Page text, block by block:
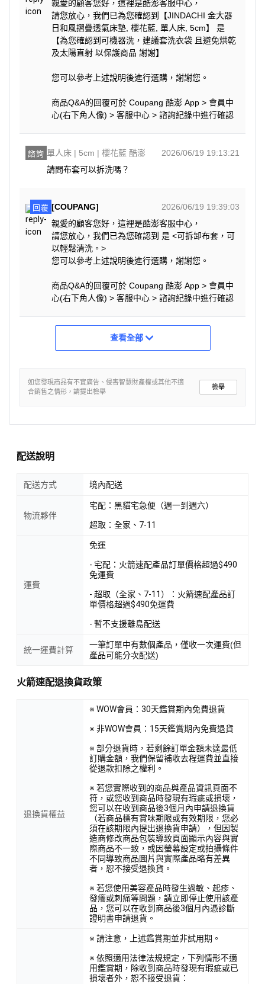
親愛的顧客您好，這裡是酷澎客服中心，
請您放心，我們已為您確認到【JINDACHI 金大器
日和風摺疊透氣床墊, 櫻花藍, 單人床, 5cm】 是
【為您確認到可機器洗，建議套洗衣袋 且避免烘乾
及太陽直射 以保護商品 謝謝】
您可以參考上述說明後進行選購，謝謝您。
商品Q&A的回覆可於 Coupang 酷澎 App > 會員中
心(右下角人像) > 客服中心 > 諮詢紀錄中進行確認
諮詢 單人床 | 5cm | 櫻花藍 酷澎
2026/06/19 19:13:21
請問布套可以拆洗嗎？
回覆 [COUPANG]
2026/06/19 19:39:03
親愛的顧客您好，這裡是酷澎客服中心，
請您放心，我們已為您確認到 是 <可拆卸布套，可
以輕鬆清洗。>
您可以參考上述說明後進行選購，謝謝您。
商品Q&A的回覆可於 Coupang 酷澎 App > 會員中
心(右下角人像) > 客服中心 > 諮詢紀錄中進行確認
查看全部
如您發現商品有不實廣告、侵害智慧財產權或其他不適
合銷售之情形，請提出檢舉
檢舉
配送說明
配送方式 境內配送
物流夥伴
宅配：黑貓宅急便（週一到週六）
超取：全家、7-11
運費
免運
- 宅配：火箭速配產品訂單價格超過$490
免運費
- 超取（全家、7-11）：火箭速配產品訂
單價格超過$490免運費
- 暫不支援離島配送
統一運費計算
一筆訂單中有數個產品，僅收一次運費(但
產品可能分次配送)
火箭速配退換貨政策
退換貨權益
※ WOW會員：30天鑑賞期內免費退貨
※ 非WOW會員：15天鑑賞期內免費退貨
※ 部分退貨時，若剩餘訂單金額未達最低
訂購金額，我們保留補收去程運費並直接
從退款扣除之權利。
※ 若您實際收到的商品與產品資訊頁面不
符，或您收到商品時發現有瑕疵或損壞，
您可以在收到商品後3個月內申請退換貨
（若商品標有賞味期限或有效期限，您必
須在該期限內提出退換貨申請），但因製
造商修改商品包裝導致頁面顯示內容與實
際商品不一致，或因螢幕設定或拍攝條件
不同導致商品圖片與實際產品略有差異
者，恕不接受退換貨。
※ 若您使用美容產品時發生過敏、起疹、
發癢或刺痛等問題，請立即停止使用該產
品，您可以在收到商品後3個月內憑診斷
證明書申請退貨。
※ 請注意，上述鑑賞期並非試用期。
※ 依照適用法律法規規定，下列情形不適
用鑑賞期，除收到商品時發現有瑕疵或已
損壞者外，恕不接受退貨：